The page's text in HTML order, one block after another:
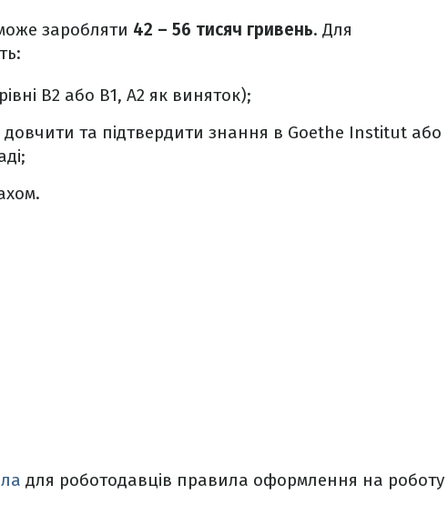
заробляти 42 – 56 тисяч гривень. Для
B2 або B1, A2 як виняток);
довчити та підтвердити знання в Goethe Institut або
для роботодавців правила оформлення на роботу